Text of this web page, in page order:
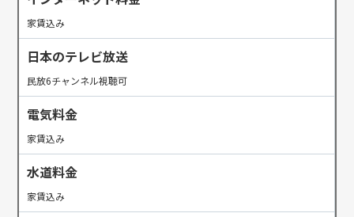
家賃込み
日本のテレビ放送
民放6チャンネル視聴可
電気料金
家賃込み
水道料金
家賃込み